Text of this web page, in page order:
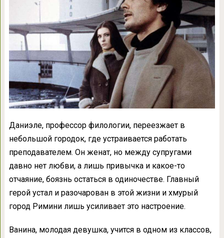
Даниэле, профессор филологии, переезжает в
небольшой городок, где устраивается работать
преподавателем. Он женат, но между супругами
давно нет любви, а лишь привычка и какое-то
отчаяние, боязнь остаться в одиночестве. Главный
герой устал и разочарован в этой жизни и хмурый
город Римини лишь усиливает это настроение.
Ванина, молодая девушка, учится в одном из классов,